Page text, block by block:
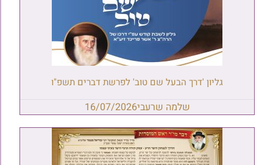
גליון 'דרך הבעל שם טוב' לפרשת דברים תשפ"ו
שלמה שרעבי16/07/2026